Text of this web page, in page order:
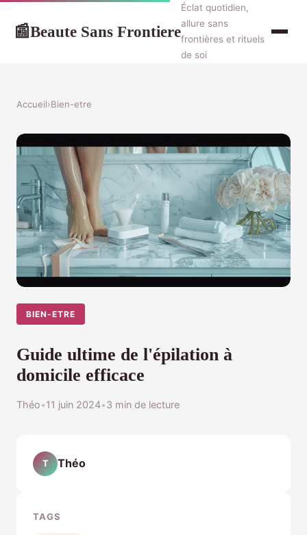
📰Beaute Sans Frontiere
Éclat quotidien,
allure sans
frontières et rituels
de soi
Accueil›Bien-etre
BIEN-ETRE
Guide ultime de l'épilation à
domicile efficace
Théo•11 juin 2024•3 min de lecture
T Théo
TAGS